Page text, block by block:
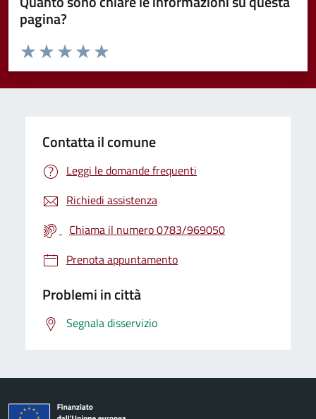
pagina?
Valuta da 1 a 5 stelle la pagina
Valuta 5 stelle su 5
Valuta 4 stelle su 5
Valuta 3 stelle su 5
Valuta 2 stelle su 5
Valuta 1 stelle su 5
Contatta il comune
Leggi le domande frequenti
Richiedi assistenza
Chiama il numero 0783/969050
Prenota appuntamento
Problemi in città
Segnala disservizio